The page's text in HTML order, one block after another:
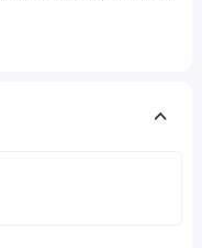
3 кислоты.
и незначительное